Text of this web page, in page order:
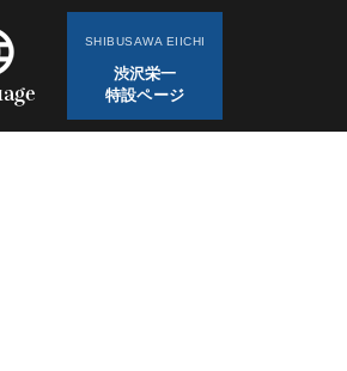
SHIBUSAWA EIICHI
渋沢栄一
特設ページ